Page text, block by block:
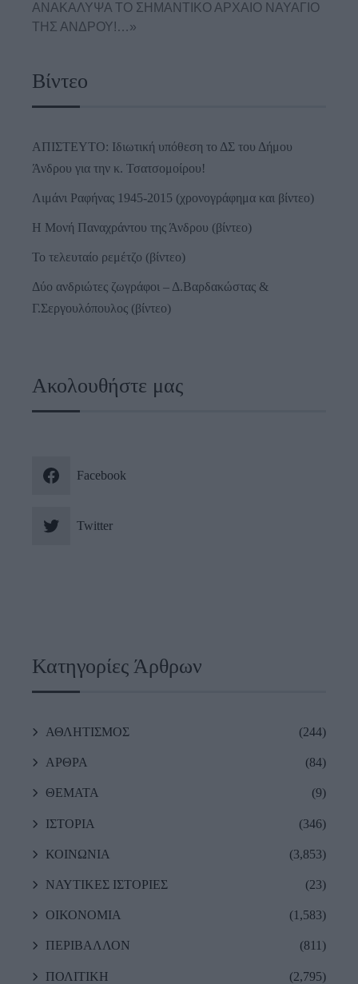
ΑΝΑΚΑΛΥΨΑ ΤΟ ΣΗΜΑΝΤΙΚΟ ΑΡΧΑΙΟ ΝΑΥΑΓΙΟ
ΤΗΣ ΑΝΔΡΟΥ!…»
Βίντεο
ΑΠΙΣΤΕΥΤΟ: Ιδιωτική υπόθεση το ΔΣ του Δήμου
Άνδρου για την κ. Τσατσομοίρου!
Λιμάνι Ραφήνας 1945-2015 (χρονογράφημα και βίντεο)
Η Μονή Παναχράντου της Άνδρου (βίντεο)
Το τελευταίο ρεμέτζο (βίντεο)
Δύο ανδριώτες ζωγράφοι – Δ.Βαρδακώστας &
Γ.Σεργουλόπουλος (βίντεο)
Ακολουθήστε μας
Facebook
Twitter
Κατηγορίες Άρθρων
ΑΘΛΗΤΙΣΜΟΣ (244)
ΑΡΘΡΑ (84)
ΘΕΜΑΤΑ (9)
ΙΣΤΟΡΙΑ (346)
ΚΟΙΝΩΝΙΑ (3,853)
ΝΑΥΤΙΚΕΣ ΙΣΤΟΡΙΕΣ (23)
ΟΙΚΟΝΟΜΙΑ (1,583)
ΠΕΡΙΒΑΛΛΟΝ (811)
ΠΟΛΙΤΙΚΗ (2,795)